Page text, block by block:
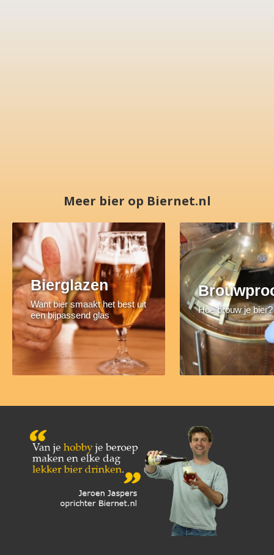
Meer bier op Biernet.nl
Bierglazen
Want bier smaakt het best uit
een bijpassend glas
Hoe brouw je bier?